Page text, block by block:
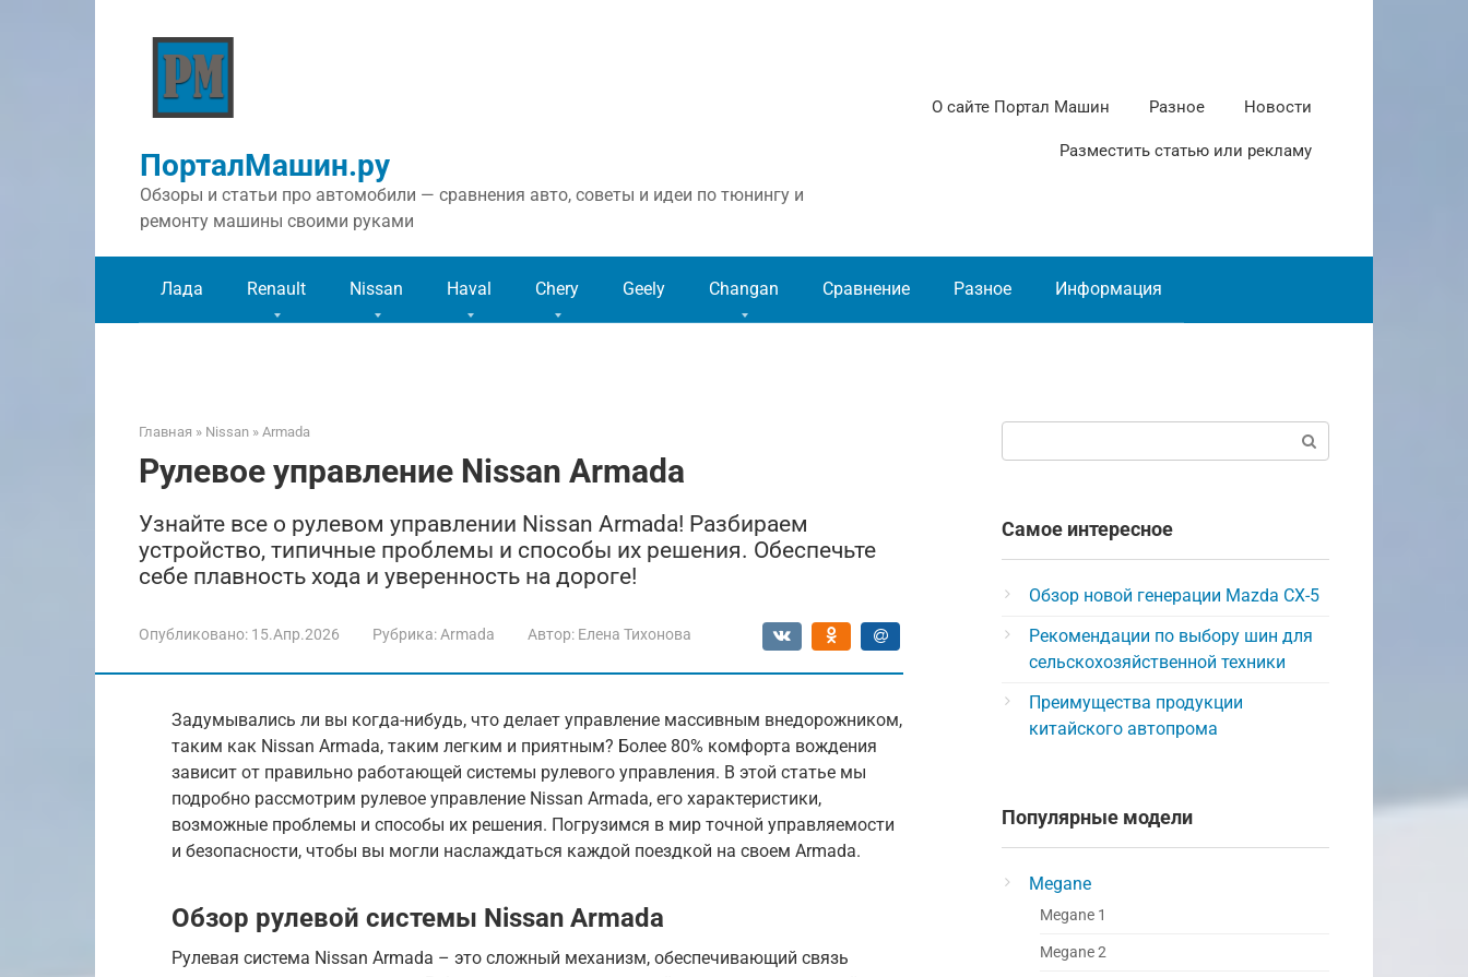
ПорталМашин.ру
Обзоры и статьи про автомобили — сравнения авто, советы и идеи по тюнингу и
ремонту машины своими руками
О сайте Портал Машин Разное Новости
Разместить статью или рекламу
Лада Renault Nissan Haval Chery Geely Changan Сравнение Разное Информация
Главная » Nissan » Armada
Рулевое управление Nissan Armada
Узнайте все о рулевом управлении Nissan Armada! Разбираем
устройство, типичные проблемы и способы их решения. Обеспечьте
себе плавность хода и уверенность на дороге!
Опубликовано: 15.Апр.2026 Рубрика: Armada Автор: Елена Тихонова
Задумывались ли вы когда-нибудь, что делает управление массивным внедорожником,
таким как Nissan Armada, таким легким и приятным? Более 80% комфорта вождения
зависит от правильно работающей системы рулевого управления. В этой статье мы
подробно рассмотрим рулевое управление Nissan Armada, его характеристики,
возможные проблемы и способы их решения. Погрузимся в мир точной управляемости
и безопасности, чтобы вы могли наслаждаться каждой поездкой на своем Armada.
Обзор рулевой системы Nissan Armada
Рулевая система Nissan Armada – это сложный механизм, обеспечивающий связь
Самое интересное
Обзор новой генерации Mazda CX-5
Рекомендации по выбору шин для
сельскохозяйственной техники
Преимущества продукции
китайского автопрома
Популярные модели
Megane
Megane 1
Megane 2